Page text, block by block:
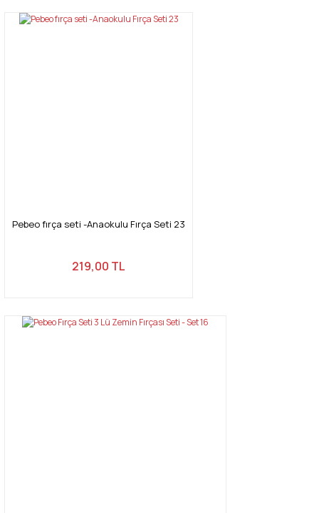
Pebeo fırça seti -Anaokulu Fırça Seti 23
219,00 TL